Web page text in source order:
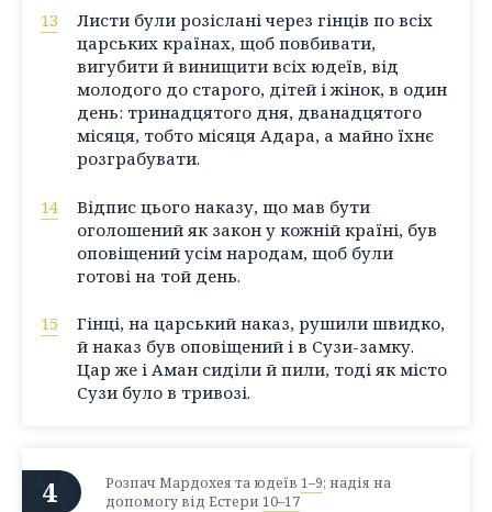
13
Листи були розіслані через гінців по всіх
царських країнах, щоб повбивати,
вигубити й винищити всіх юдеїв, від
молодого до старого, дітей і жінок, в один
день: тринадцятого дня, дванадцятого
місяця, тобто місяця Адара, а майно їхнє
розграбувати.
14
Відпис цього наказу, що мав бути
оголошений як закон у кожній країні, був
оповіщений усім народам, щоб були
готові на той день.
15
Гінці, на царський наказ, рушили швидко,
й наказ був оповіщений і в Сузи-замку.
Цар же і Аман сиділи й пили, тоді як місто
Сузи було в тривозі.
4 Розпач Мардохея та юдеїв 1–9; надія на
допомогу від Естери 10–17